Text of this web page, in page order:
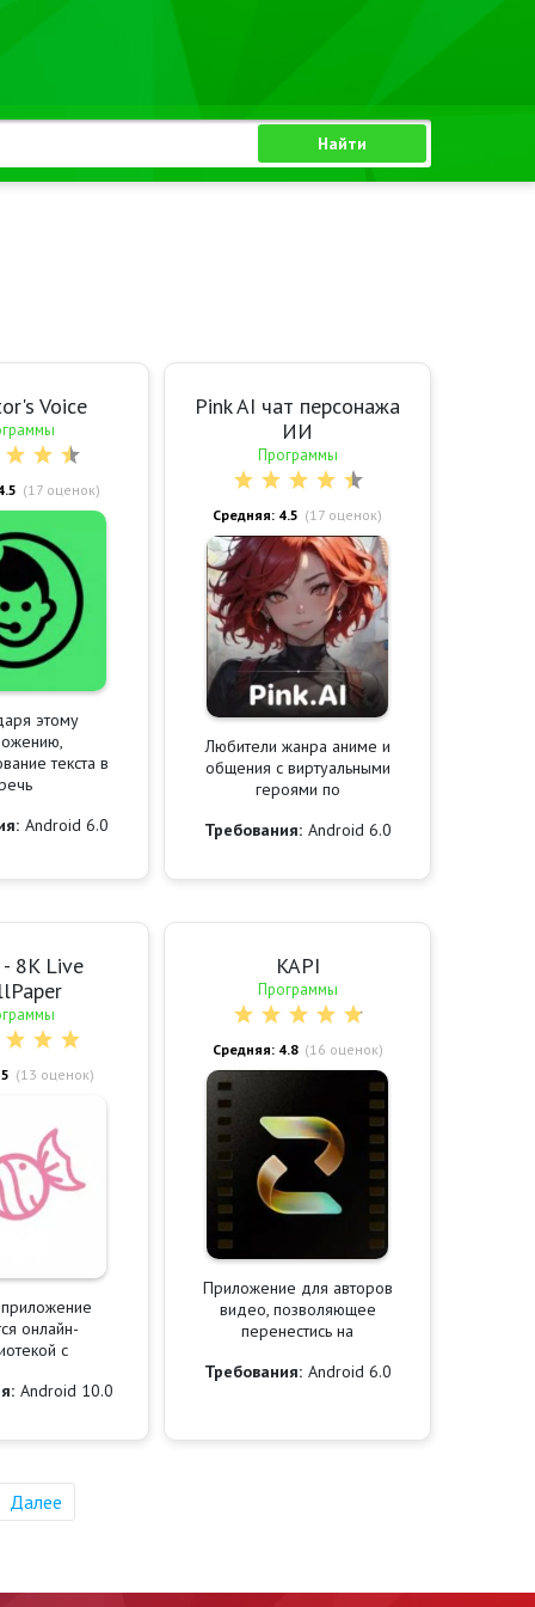
Найти
Voice
(17оценок)
этому
текста в
Android 6.0
Pink AI чат персонажа
ИИ
Программы
Средняя: 4.5 (17 оценок)
Любители жанра аниме и
общения с виртуальными
героями по
Требования: Android 6.0
- 8K Live
(13 оценок)
онлайн-
с
Android 10.0
KAPI
Программы
Средняя: 4.8 (16 оценок)
Приложение для авторов
видео, позволяющее
перенестись на
Требования: Android 6.0
Далее